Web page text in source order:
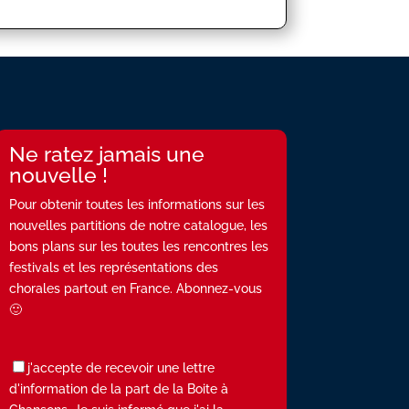
Ne ratez jamais une
nouvelle !
Pour obtenir toutes les informations sur les
nouvelles partitions de notre catalogue, les
bons plans sur les toutes les rencontres les
festivals et les représentations des
chorales partout en France. Abonnez-vous
🙂
j'accepte de recevoir une lettre
d'information de la part de la Boite à